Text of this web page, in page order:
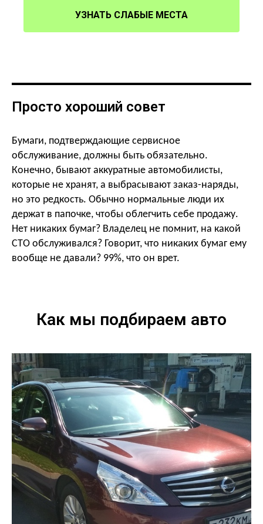
УЗНАТЬ СЛАБЫЕ МЕСТА
Просто хороший совет
Бумаги, подтверждающие сервисное
обслуживание, должны быть обязательно.
Конечно, бывают аккуратные автомобилисты,
которые не хранят, а выбрасывают заказ-наряды,
но это редкость. Обычно нормальные люди их
держат в папочке, чтобы облегчить себе продажу.
Нет никаких бумаг? Владелец не помнит, на какой
СТО обслуживался? Говорит, что никаких бумаг ему
вообще не давали? 99%, что он врет.
Как мы подбираем авто